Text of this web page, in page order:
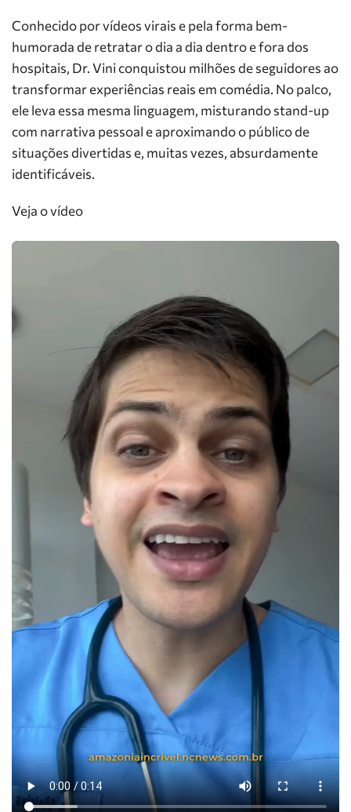
Conhecido por vídeos virais e pela forma bem-
humorada de retratar o dia a dia dentro e fora dos
hospitais, Dr. Vini conquistou milhões de seguidores ao
transformar experiências reais em comédia. No palco,
ele leva essa mesma linguagem, misturando stand-up
com narrativa pessoal e aproximando o público de
situações divertidas e, muitas vezes, absurdamente
identificáveis.
Veja o vídeo